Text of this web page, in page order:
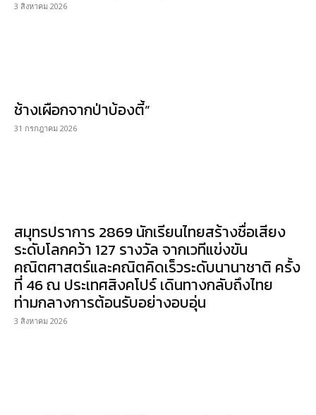
3 สิงหาคม 2026
ช้างเผือกจากป่าบ้องตี้”
31 กรกฎาคม 2026
สมุทรปราการ 2869 นักเรียนไทยสร้างชื่อเสียง
ระดับโลกคว้า 127 รางวัล จากเวทีแข่งขัน
คณิตศาสตร์และคณิตคิดเร็วระดับนานาชาติ ครั้ง
ที่ 46 ณ ประเทศสิงคโปร์ เดินทางกลับถึงไทย
ท่ามกลางการต้อนรับอย่างอบอุ่น
3 สิงหาคม 2026